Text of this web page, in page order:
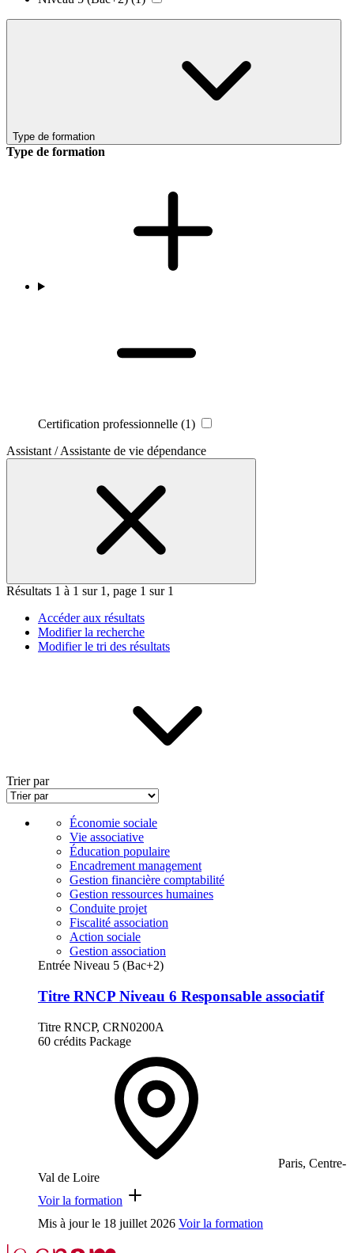
Type de formation
Type de formation
Certification professionnelle (1)
Assistant / Assistante de vie dépendance
Résultats 1 à 1 sur 1, page 1 sur 1
Accéder aux résultats
Modifier la recherche
Modifier le tri des résultats
Trier par
Économie sociale
Vie associative
Éducation populaire
Encadrement management
Gestion financière comptabilité
Gestion ressources humaines
Conduite projet
Fiscalité association
Action sociale
Gestion association
Entrée Niveau 5 (Bac+2)
Titre RNCP Niveau 6 Responsable associatif
Titre RNCP, CRN0200A
60 crédits Package
Paris, Centre-
Val de Loire
Voir la formation
Mis à jour le 18 juillet 2026 Voir la formation